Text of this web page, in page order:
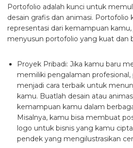
Portofolio adalah kunci untuk
desain grafis dan animasi. Portofolio
representasi dari kemampuan
menyusun portofolio yang kuat dan
Proyek Pribadi: Jika kamu baru
memiliki pengalaman profesional,
menjadi cara terbaik untuk
kamu. Buatlah desain atau
kemampuan kamu dalam
Misalnya, kamu bisa membuat
logo untuk bisnis yang kamu
pendek yang mengilustrasikan